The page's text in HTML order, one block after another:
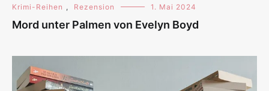
Krimi-Reihen , Rezension 1. Mai 2024
Mord unter Palmen von Evelyn Boyd